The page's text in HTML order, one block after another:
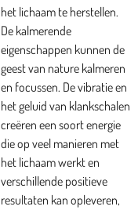
het lichaam te herstellen.
De kalmerende
eigenschappen kunnen de
geest van nature kalmeren
en focussen. De vibratie en
het geluid van klankschalen
creëren een soort energie
die op veel manieren met
het lichaam werkt en
verschillende positieve
resultaten kan opleveren,